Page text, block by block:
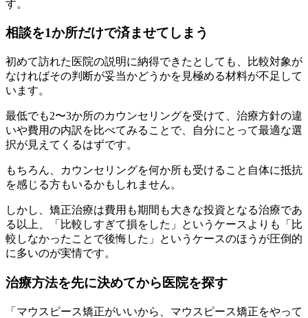
す。
相談を1か所だけで済ませてしまう
初めて訪れた医院の説明に納得できたとしても、比較対象が
なければその判断が妥当かどうかを見極める材料が不足して
います。
最低でも2〜3か所のカウンセリングを受けて、治療方針の違
いや費用の内訳を比べてみることで、自分にとって最適な選
択が見えてくるはずです。
もちろん、カウンセリングを何か所も受けること自体に抵抗
を感じる方もいるかもしれません。
しかし、矯正治療は費用も期間も大きな投資となる治療であ
る以上、「比較しすぎて損をした」というケースよりも「比
較しなかったことで後悔した」というケースのほうが圧倒的
に多いのが実情です。
治療方法を先に決めてから医院を探す
「マウスピース矯正がいいから、マウスピース矯正をやって